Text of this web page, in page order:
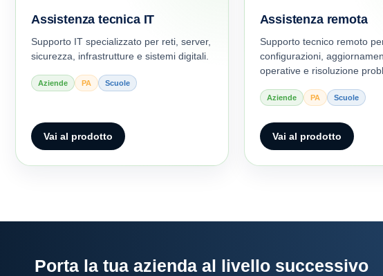
Assistenza tecnica IT
Supporto IT specializzato per reti, server,
sicurezza, infrastrutture e sistemi digitali.
Aziende PA Scuole
Vai al prodotto
Assistenza remota
Supporto tecnico remoto
configurazioni,
operative e risoluzione
Aziende PA Scuole
Vai al prodotto
Porta la tua azienda al livello successivo